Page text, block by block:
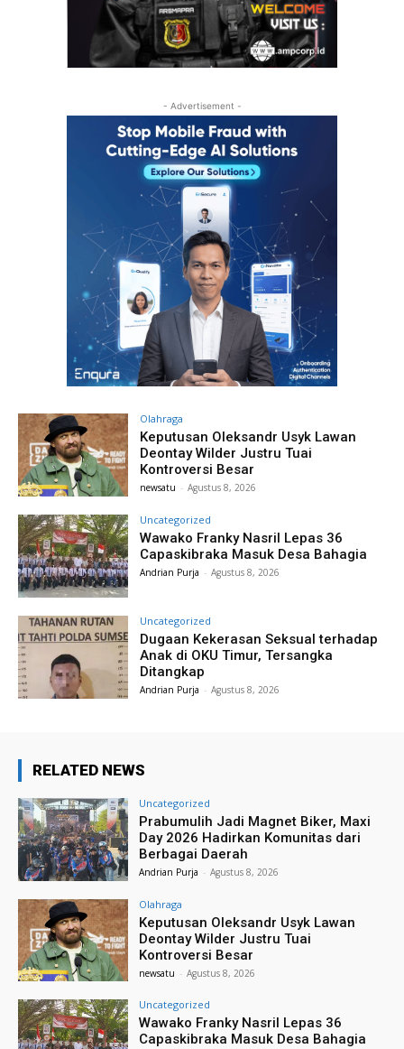
- Advertisement -
Olahraga
Keputusan Oleksandr Usyk Lawan
Deontay Wilder Justru Tuai
Kontroversi Besar
newsatu - Agustus 8, 2026
Uncategorized
Wawako Franky Nasril Lepas 36
Capaskibraka Masuk Desa Bahagia
Andrian Purja - Agustus 8, 2026
Uncategorized
Dugaan Kekerasan Seksual terhadap
Anak di OKU Timur, Tersangka
Ditangkap
Andrian Purja - Agustus 8, 2026
RELATED NEWS
Uncategorized
Prabumulih Jadi Magnet Biker, Maxi
Day 2026 Hadirkan Komunitas dari
Berbagai Daerah
Andrian Purja - Agustus 8, 2026
Olahraga
Keputusan Oleksandr Usyk Lawan
Deontay Wilder Justru Tuai
Kontroversi Besar
newsatu - Agustus 8, 2026
Uncategorized
Wawako Franky Nasril Lepas 36
Capaskibraka Masuk Desa Bahagia